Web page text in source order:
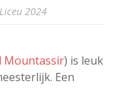
2024
Mountassir) is leuk
Een